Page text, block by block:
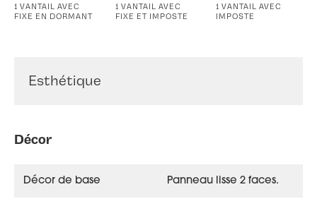
1 VANTAIL AVEC
FIXE EN DORMANT
1 VANTAIL AVEC
FIXE ET IMPOSTE
1 VANTAIL AVEC
IMPOSTE
Esthétique
Décor
Décor de base Panneau lisse 2 faces.